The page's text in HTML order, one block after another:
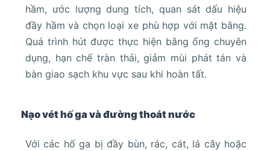
hầm, ước lượng dung tích, quan sát dấu hiệu
đầy hầm và chọn loại xe phù hợp với mặt bằng.
Quá trình hút được thực hiện bằng ống chuyên
dụng, hạn chế tràn thải, giảm mùi phát tán và
bàn giao sạch khu vực sau khi hoàn tất.
Nạo vét hố ga và đường thoát nước
Với các hố ga bị đầy bùn, rác, cát, lá cây hoặc